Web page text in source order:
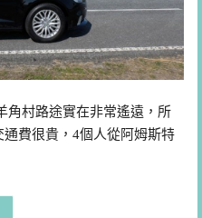
角村路途實在非常遙遠，所
費很貴，4個人從阿姆斯特